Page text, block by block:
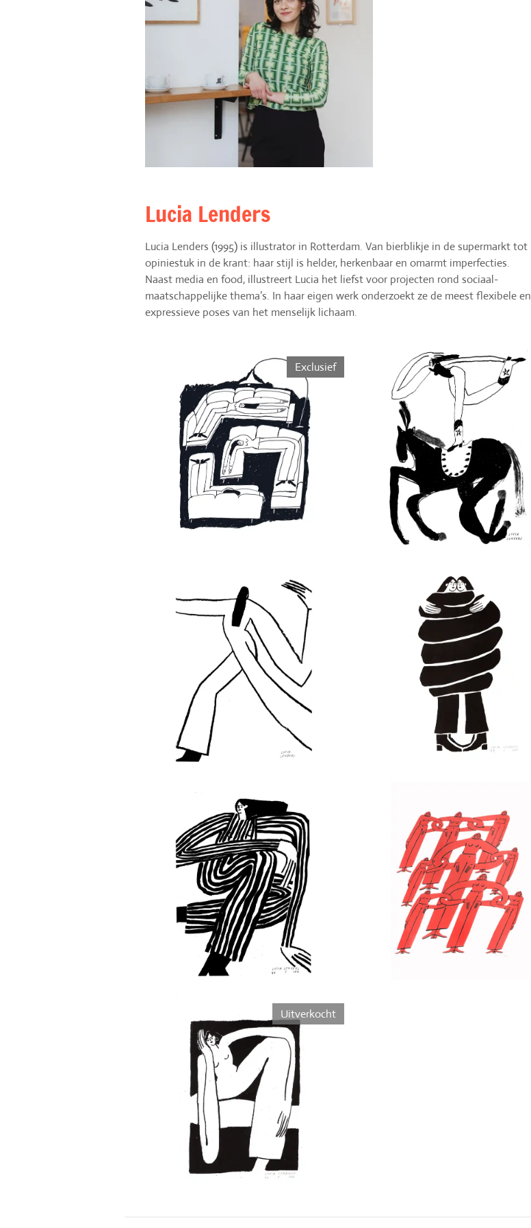
Lucia Lenders
Lucia Lenders (1995) is illustrator in Rotterdam. Van bierblikje in de supermarkt tot
opiniestuk in de krant: haar stijl is helder, herkenbaar en omarmt imperfecties.
Naast media en food, illustreert Lucia het liefst voor projecten rond sociaal-
maatschappelijke thema’s. In haar eigen werk onderzoekt ze de meest flexibele en
expressieve poses van het menselijk lichaam.
Exclusief
Uitverkocht